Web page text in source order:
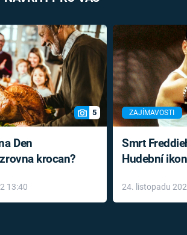
5
Den
krocan?
13:40
ZAJÍMAVOSTI
Smrt
Hudební
léky
24. listopadu